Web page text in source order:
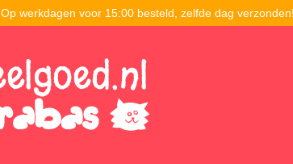
Op werkdagen voor 15:00 besteld, zelfde dag